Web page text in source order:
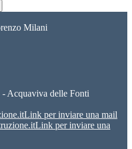
Milani
- Acquaviva delle Fonti
Link per inviare una mail
Link per inviare una